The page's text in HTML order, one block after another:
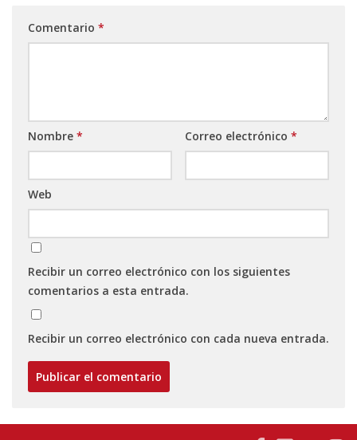
Comentario *
Nombre * Correo electrónico *
Web
Recibir un correo electrónico con los siguientes
comentarios a esta entrada.
Recibir un correo electrónico con cada nueva entrada.